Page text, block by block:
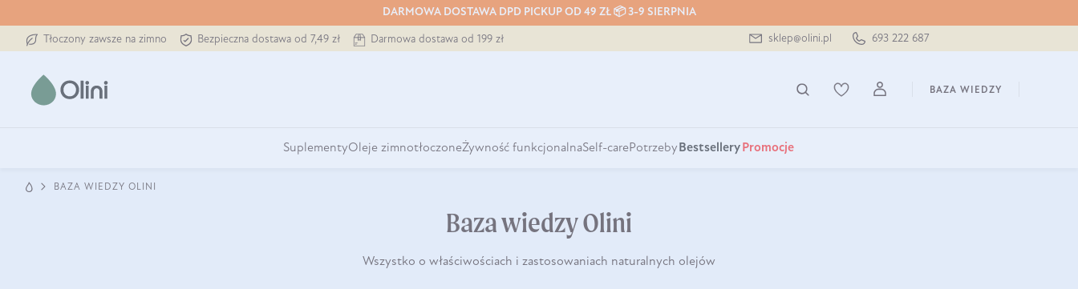
DARMOWA DOSTAWA DPD PICKUP OD 49 ZŁ 📦 3-9 SIERPNIA
Tłoczony zawsze na zimno Bezpieczna dostawa od 7,49 zł Darmowa dostawa od 199 zł sklep@olini.pl 693 222 687
BAZA WIEDZY
SuplementyOleje zimnotłoczoneŻywność funkcjonalnaSelf-carePotrzeby Bestsellery Promocje
BAZA WIEDZY OLINI
Baza wiedzy Olini
Wszystko o właściwościach i zastosowaniach naturalnych olejów